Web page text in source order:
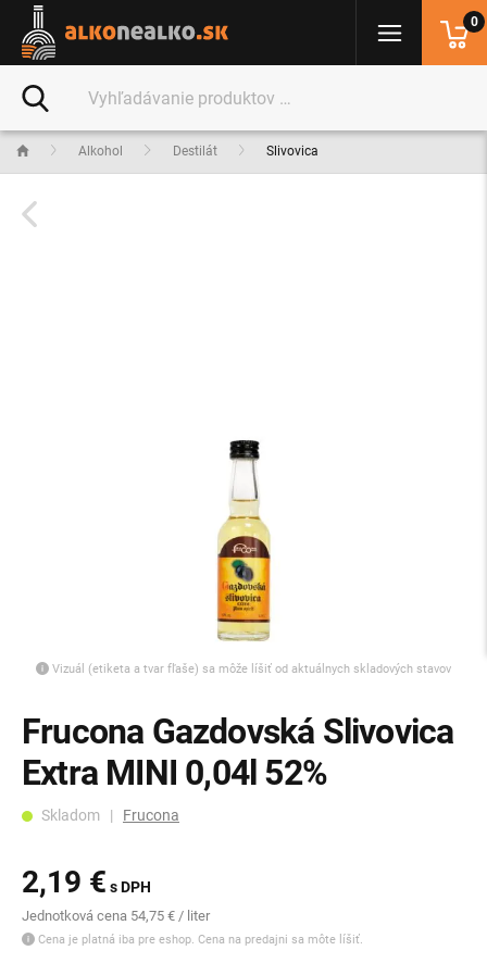
Alkohol Destilát Slivovica
Vizuál (etiketa a tvar fľaše) sa môže líšiť od aktuálnych skladových stavov
Frucona Gazdovská Slivovica
Extra MINI 0,04l 52%
Skladom | Frucona
2,19 € s DPH
Jednotková cena 54,75 € / liter
Cena je platná iba pre eshop. Cena na predajni sa môte líšiť.
0